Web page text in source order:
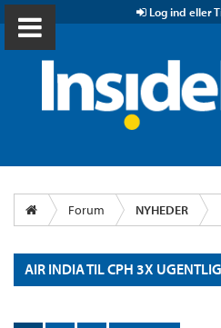
Log ind eller
Forum NYHEDER
AIR INDIA TIL CPH 3X